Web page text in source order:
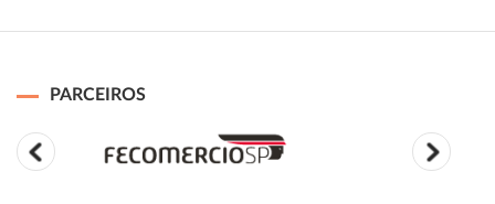
PARCEIROS